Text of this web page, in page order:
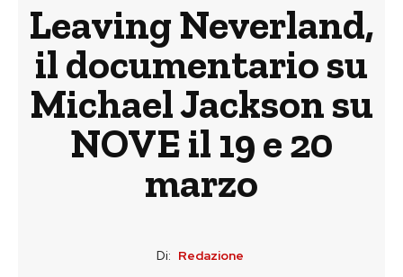
Leaving Neverland,
il documentario su
Michael Jackson su
NOVE il 19 e 20
marzo
Di: Redazione